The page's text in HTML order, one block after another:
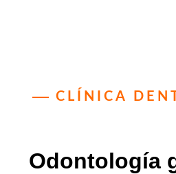
CLÍNICA
Odontología